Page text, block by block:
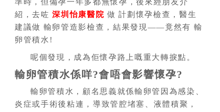
準時，但備孕一年多都無懷孕，後來經朋友介
紹，去咗深圳怡康醫院 做 計劃懷孕檢查，醫生
建議做 輸卵管造影檢查，結果發現——竟然有 輸
卵管積水!
呢個發現，成為佢懷孕路上嘅重大轉捩點。
輸卵管積水係咩?會唔會影響懷孕?
輸卵管積水，顧名思義就係輸卵管因為感染、
炎症或手術後粘連，導致管腔堵塞、液體積聚，